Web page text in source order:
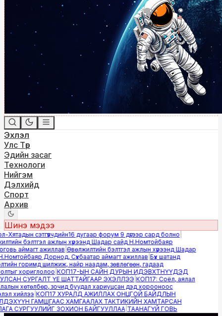
Эхлэл
Улс Төр
Эдийн засаг
Технологи
Нийгэм
Дэлхийд
Спорт
Архив
Шинэ мэдээ
сэтгүүлчдийн16 дугаар форум 9 дүгээр сард болно|
бэлтгэл ажлын хүрээнд Шадар сайд Н.Номтойбаяр
аймагт ажиллав|Өвөлжилтийн бэлтгэл ажлын хүрээнд Шадар
Дорнод, Сүхбаатар аймагт ажиллав|Бүх шатанд
горимд шилжиж, найр наадам, зөвлөгөөн, гадаад
хориглолоо|КОП17-ЫН САЙН ДУРЫН ИДЭВХТНҮҮДЭД
СУРГАЛТ ҮЕ ШАТТАЙГААР ЭХЭЛЛЭЭ|КОП17: Соёл, аялал
хөтөлбөр, зочид буудал хариуцсан дэд хорооноос
хийлээ|КОП17 ХУРАЛД АЖИЛЛАХ ОНЦГОЙ БАЙДЛЫН
ГАМШГААС ХАМГААЛАХ ТАКТИКИЙН ХАМТАРСАН
СУРГУУЛИЙГ ЗОХИОН БАЙГУУЛЛАА|ТААНАГҮЙ ГОВЬ